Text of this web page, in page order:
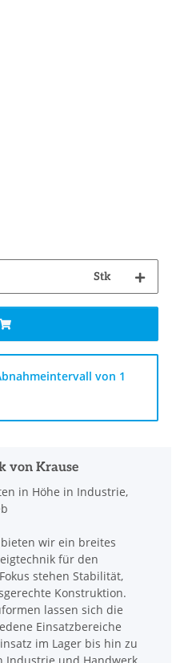
Stk
von 1
von Krause
in Höhe in Industrie,
bieten wir ein breites
für den
stehen Stabilität,
Konstruktion.
lassen sich die
Einsatzbereiche
im Lager bis hin zu
und Handwerk.